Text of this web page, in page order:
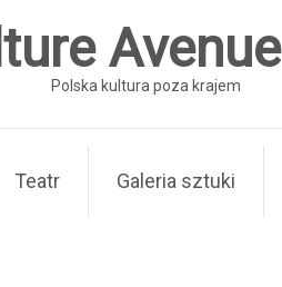
Avenue
Polska kultura poza krajem
Teatr Galeria sztuki